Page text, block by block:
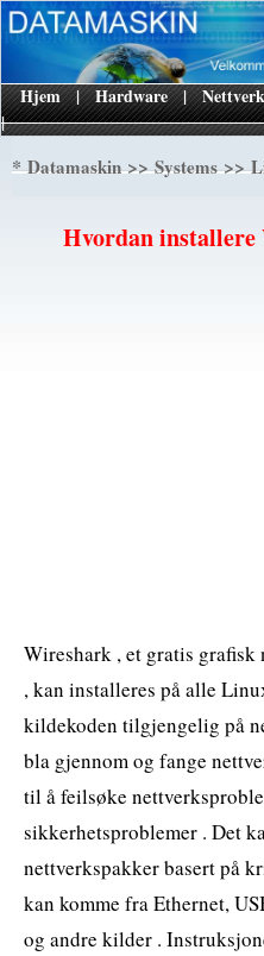
|
Hjem | Hardware | Nettverk
*Datamaskin>>Systems>>
Hvordan
Wireshark , et gratis
, kan installeres på alle
kildekoden tilgjengelig på
bla gjennom og fange
til å feilsøke
sikkerhetsproblemer . Det
nettverkspakker basert på
kan komme fra Ethernet,
og andre kilder .